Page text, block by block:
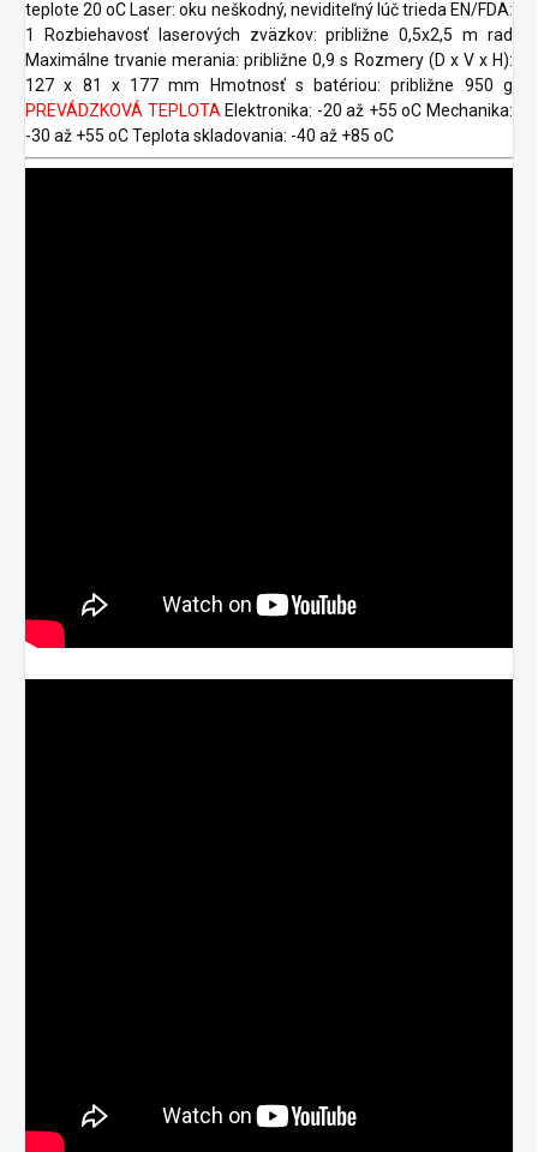
teplote 20 oC Laser: oku neškodný, neviditeľný lúč trieda EN/FDA:
1 Rozbiehavosť laserových zväzkov: približne 0,5x2,5 m rad
Maximálne trvanie merania: približne 0,9 s Rozmery (D x V x H):
127 x 81 x 177 mm Hmotnosť s batériou: približne 950 g
PREVÁDZKOVÁ TEPLOTAElektronika: -20 až +55 oC Mechanika:
-30 až +55 oC Teplota skladovania: -40 až +85 oC